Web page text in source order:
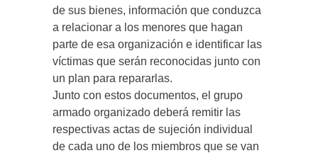
de sus bienes, información que conduzca
a relacionar a los menores que hagan
parte de esa organización e identificar las
víctimas que serán reconocidas junto con
un plan para repararlas.
Junto con estos documentos, el grupo
armado organizado deberá remitir las
respectivas actas de sujeción individual
de cada uno de los miembros que se van